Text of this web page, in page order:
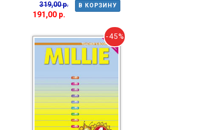
В КОРЗИНУ
319,00 р.
191,00 р.
-45%